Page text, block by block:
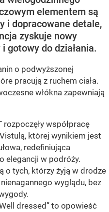
elementem są
i dopracowane detale,
zyskuje nowy
gotowy do działania.
o podwyższonej
pracują z ruchem ciała.
włókna zapewniają
rozpoczęły współpracę
której wynikiem jest
redefiniująca
elegancji w podróży.
o tych, którzy żyją w drodze
wyglądu, bez
dressed” to opowieść